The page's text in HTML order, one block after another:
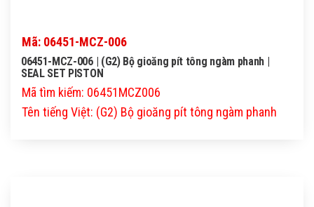
Mã: 06451-MCZ-006
06451-MCZ-006 | (G2) Bộ gioăng pít tông ngàm phanh |
SEAL SET PISTON
Mã tìm kiếm: 06451MCZ006
Tên tiếng Việt: (G2) Bộ gioăng pít tông ngàm phanh